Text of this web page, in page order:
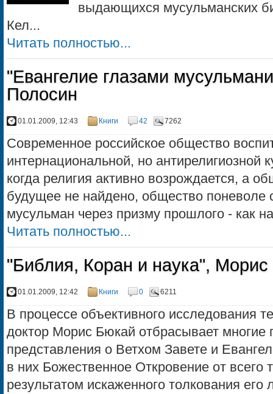
выдающихся мусульманских
Кел...
Читать полностью...
"Евангелие глазами
Полосин
01.01.2009, 12:43 Книги 42 7262
Современное российское общество
интернациональной, но антирелигиозной
когда религия активно возрождается, а
будущее не найдено, общество поневоле
мусульман через при­зму прошлого - как
Читать полностью...
"Библия, Коран и наука",
01.01.2009, 12:42 Книги 0 6211
В процессе объективного исследования
доктор Морис Бюкай отбрасывает многие
представления о Ветхом Завете и
в них Божественное Откровение от всего
результатом искаженного толкования